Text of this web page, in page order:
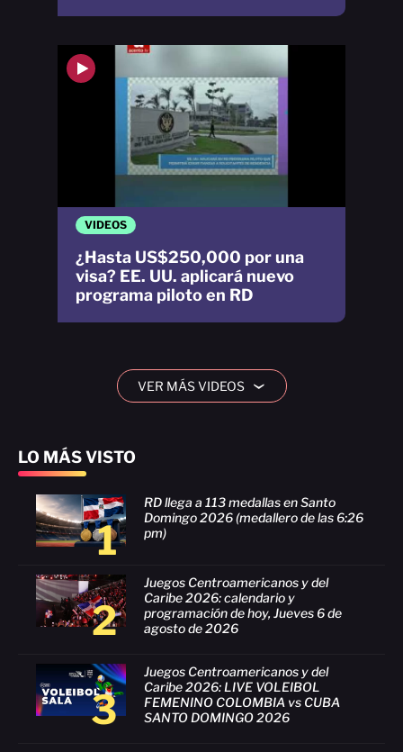
LO MÁS VISTO
1
RD llega a 113 medallas en Santo
Domingo 2026 (medallero de las 6:26
pm)
2
Juegos Centroamericanos y del
Caribe 2026: calendario y
programación de hoy, Jueves 6 de
agosto de 2026
3
Juegos Centroamericanos y del
Caribe 2026: LIVE VOLEIBOL
FEMENINO COLOMBIA vs CUBA
SANTO DOMINGO 2026
VIDEOS
¿Hasta US$250,000 por una
visa? EE. UU. aplicará nuevo
programa piloto en RD
VER MÁS VIDEOS ›